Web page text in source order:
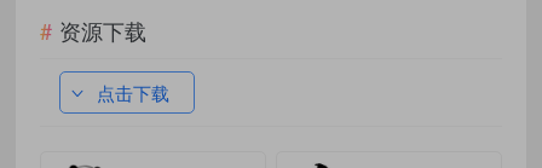
资源下载
点击下载